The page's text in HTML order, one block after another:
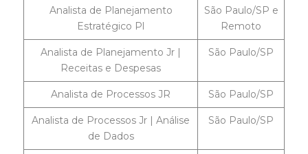
Analista de Planejamento
Estratégico Pl
São Paulo/SP e
Remoto
Analista de Planejamento Jr |
Receitas e Despesas
São Paulo/SP
Analista de Processos JR São Paulo/SP
Analista de Processos Jr | Análise
de Dados
São Paulo/SP